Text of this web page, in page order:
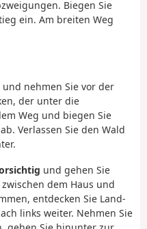
Biegen Sie
ein. Am breiten Weg
nehmen Sie vor der
der unter die
Weg und biegen Sie
Verlassen Sie den Wald
und gehen Sie
dem Haus und
entdecken Sie Land-
links weiter. Nehmen Sie